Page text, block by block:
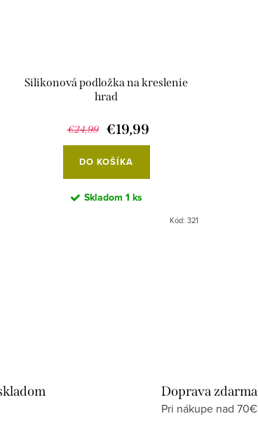
Silikonová podložka na kreslenie
hrad
€24,99 €19,99
DO KOŠÍKA
Skladom 1 ks
Kód: 321
Doprava zdarma
Pri nákupe nad 70€